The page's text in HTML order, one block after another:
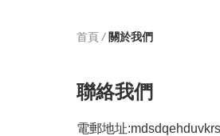
首頁 / 關於我們
聯絡我們
電郵地址: